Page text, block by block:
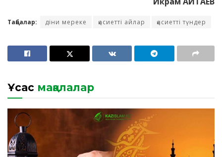
Таңбалар: діни мереке қасиетті айлар қасиетті түндер
Ұқсас мақалалар